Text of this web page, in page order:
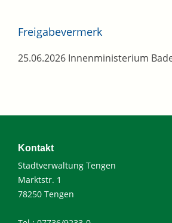
Freigabevermerk
25.06.2026 Innenministerium
Kontakt
Stadtverwaltung Tengen
Marktstr. 1
78250 Tengen